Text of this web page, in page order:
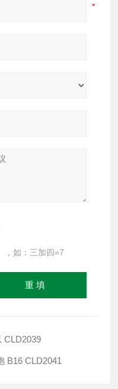
，如：三加四=7
CLD2039
B16 CLD2041